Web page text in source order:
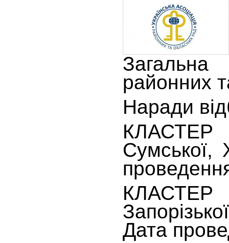
районних
Наради
КЛАСТЕР
Сумської,
КЛАСТЕР
Дата